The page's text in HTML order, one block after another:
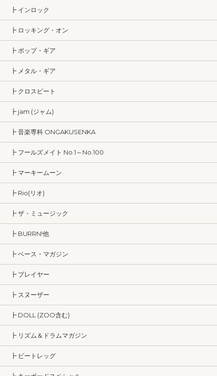
┣ インロック
┣ ロッキング・オン
┣ ポップ・ギア
┣ メタル・ギア
┣ クロスビート
┣ jam (ジャム)
┣ 音楽専科 ONGAKUSENKA
┣ フールズメイト No.1～No.100
┣ マーキームーン
┣ Rio(リオ)
┣ ザ・ミュージック
┣ BURRN!他
┣ ベース・マガジン
┣ プレイヤー
┣ スヌーザー
┣ DOLL (ZOO含む)
┣ リズム＆ドラムマガジン
┣ ビートレッグ